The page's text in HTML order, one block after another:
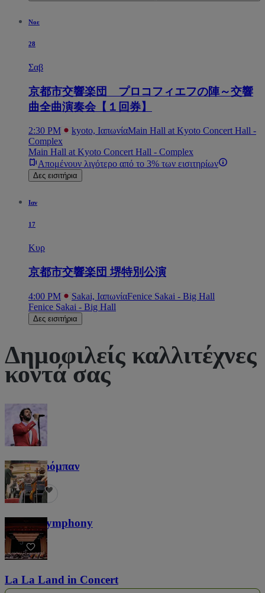
Νοε
28
Σαβ
京都市交響楽団 プロコフィエフの陣～交響
曲全曲演奏会【１回券】
2:30 PM kyoto, ΙαπωνίαMain Hall at Kyoto Concert Hall -
Complex
Main Hall at Kyoto Concert Hall - Complex
Απομένουν λιγότερο από το 3% των εισιτηρίων
Δες εισιτήρια
Ιαν
17
Κυρ
京都市交響楽団 堺特別公演
4:00 PM Sakai, ΙαπωνίαFenice Sakai - Big Hall
Fenice Sakai - Big Hall
Δες εισιτήρια
Δημοφιλείς καλλιτέχνες
κοντά σας
Τζος Γκρόμπαν
1,2 χιλ.
Screen Symphony
5
La La Land in Concert